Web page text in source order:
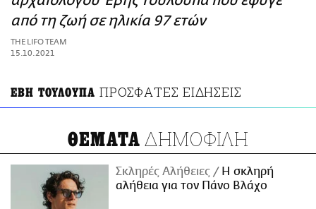
ΑΜΠΑ
PRINT
από τη ζωή σε ηλικία 97 ετών
THE LIFO TEAM
15.10.2021
ΕΒΗ ΤΟΥΛΟΥΠΑ ΠΡΟΣΦΑΤΕΣ ΕΙΔΗΣΕΙΣ
ΘΕΜΑΤΑ ΔΗΜΟΦΙΛΗ
Σκληρές Αλήθειες
H σκληρή
αλήθεια για τον Πάνο Βλάχο